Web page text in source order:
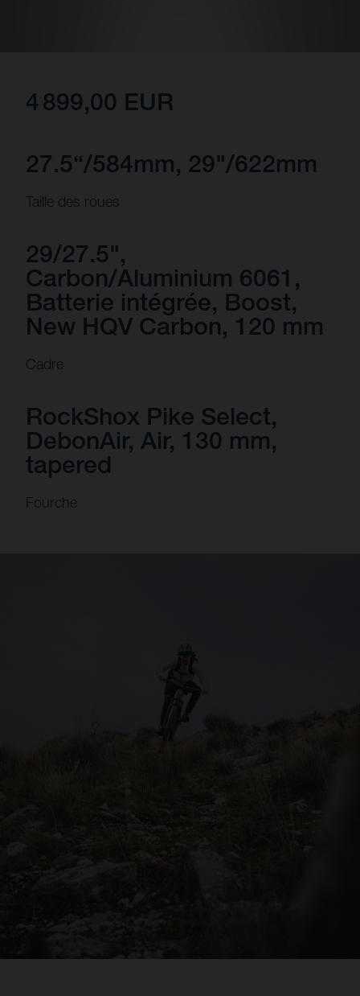
4 899,00 EUR
27.5“/584mm, 29"/622mm
Taille des roues
29/27.5",
Carbon/Aluminium 6061,
Batterie intégrée, Boost,
New HQV Carbon, 120 mm
Cadre
RockShox Pike Select,
DebonAir, Air, 130 mm,
tapered
Fourche